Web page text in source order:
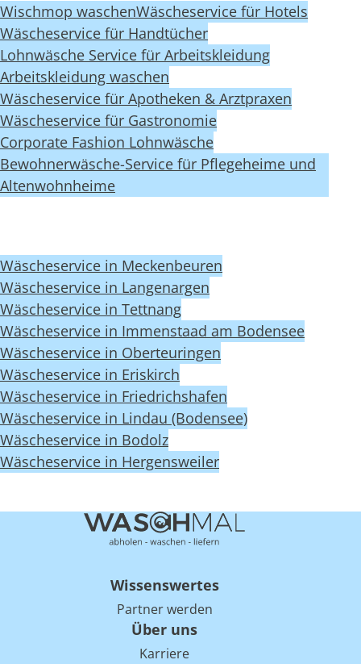
Wischmop waschenWäscheservice für Hotels
Wäscheservice für Handtücher
Lohnwäsche Service für Arbeitskleidung
Arbeitskleidung waschen
Wäscheservice für Apotheken & Arztpraxen
Wäscheservice für Gastronomie
Corporate Fashion Lohnwäsche
Bewohnerwäsche-Service für Pflegeheime und
Altenwohnheime
Wäscheservice in Meckenbeuren
Wäscheservice in Langenargen
Wäscheservice in Tettnang
Wäscheservice in Immenstaad am Bodensee
Wäscheservice in Oberteuringen
Wäscheservice in Eriskirch
Wäscheservice in Friedrichshafen
Wäscheservice in Lindau (Bodensee)
Wäscheservice in Bodolz
Wäscheservice in Hergensweiler
Wissenswertes
Partner werden
Über uns
Karriere